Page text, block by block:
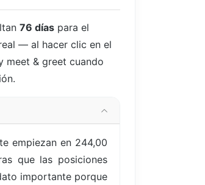
76 días para el
— al hacer clic en el
meet & greet cuando
empiezan en 244,00
que las posiciones
importante porque